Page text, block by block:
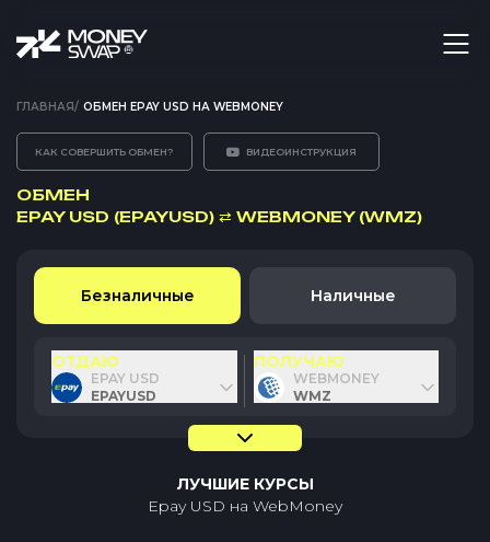
ГЛАВНАЯ/ ОБМЕН EPAY USD НА WEBMONEY
КАК СОВЕРШИТЬ ОБМЕН? ВИДЕОИНСТРУКЦИЯ
ОБМЕН
EPAY USD (EPAYUSD) ⇄ WEBMONEY (WMZ)
Безналичные Наличные
ОТДАЮ
EPAY USD
EPAYUSD
ПОЛУЧАЮ
WEBMONEY
WMZ
ЛУЧШИЕ КУРСЫ
Epay USD на WebMoney